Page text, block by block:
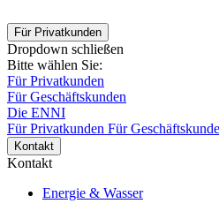
Für Privatkunden
Dropdown schließen
Bitte wählen Sie:
Für Privatkunden
Für Geschäftskunden
Die ENNI
Für Privatkunden Für
Kontakt
Kontakt
Energie & Wasser